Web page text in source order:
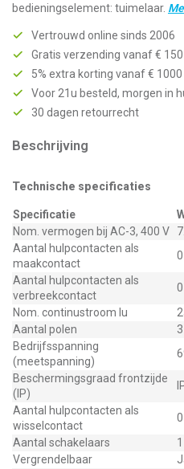
bedieningselement: tuimelaar.
Vertrouwd online sinds 2006
Gratis verzending vanaf € 150
5% extra korting vanaf € 1000
Voor 21u besteld, morgen in
30 dagen retourrecht
Beschrijving
Technische specificaties
Specificatie
Nom. vermogen bij AC-3, 400 V
Aantal hulpcontacten als
maakcontact
0
Aantal hulpcontacten als
verbreekcontact
0
Nom. continustroom Iu
Aantal polen
3
Bedrijfsspanning
(meetspanning)
Beschermingsgraad frontzijde
(IP)
Aantal hulpcontacten als
wisselcontact
0
Aantal schakelaars
1
Vergrendelbaar